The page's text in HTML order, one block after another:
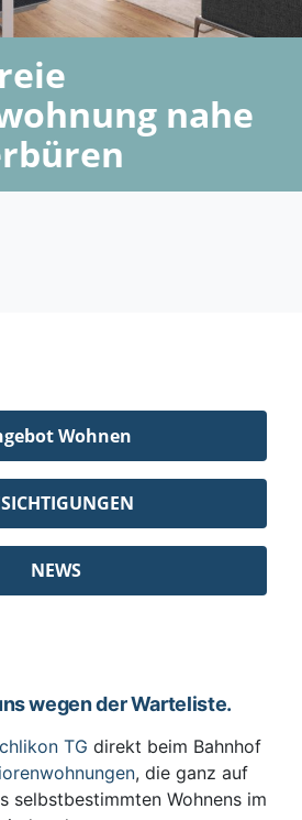
nahe
Wohnen
NEWS
wegen der Warteliste.
TG direkt beim Bahnhof
, die ganz auf
selbstbestimmten Wohnens im